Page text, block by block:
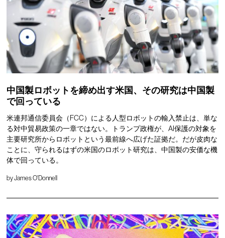
中国製ロボットを締め出す米国、その研究は中国製
で回っている
米連邦通信委員会（FCC）による人型ロボットの輸入禁止は、単な
る対中貿易政策の一章ではない。トランプ政権が、AI保護の対象を
主要研究所からロボットという最前線へ広げた証拠だ。だが皮肉な
ことに、守られるはずの米国のロボット研究は、中国製の安価な機
体で回っている。
byJames O'Donnell